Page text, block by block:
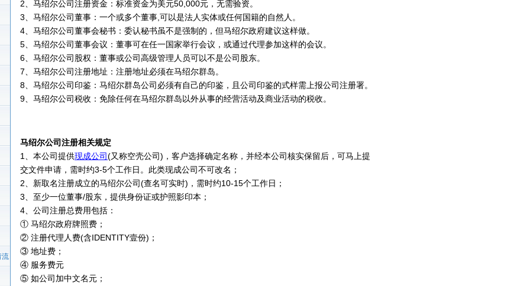
流
2、马绍尔公司注册资金：标准资金为美元50,000元，无需验资。
3、马绍尔公司董事：一个或多个董事,可以是法人实体或任何国籍的自然人。
4、马绍尔公司董事会秘书：委认秘书虽不是强制的，但马绍尔政府建议这样做。
5、马绍尔公司董事会议：董事可在任一国家举行会议，或通过代理参加这样的会议。
6、马绍尔公司股权：董事或公司高级管理人员可以不是公司股东。
7、马绍尔公司注册地址：注册地址必须在马绍尔群岛。
8、马绍尔公司印鉴：马绍尔群岛公司必须有自己的印鉴，且公司印鉴的式样需上报公司注册署。
9、马绍尔公司税收：免除任何在马绍尔群岛以外从事的经营活动及商业活动的税收。
马绍尔公司注册相关规定
1、本公司提供现成公司(又称空壳公司)，客户选择确定名称，并经本公司核实保留后，可马上提
交文件申请，需时约3-5个工作日。此类现成公司不可改名；
2、新取名注册成立的马绍尔公司(查名可实时)，需时约10-15个工作日；
3、至少一位董事/股东，提供身份证或护照影印本；
4、公司注册总费用包括：
① 马绍尔政府牌照费；
② 注册代理人费(含IDENTITY壹份)；
③ 地址费；
④ 服务费元
⑤ 如公司加中文名元；